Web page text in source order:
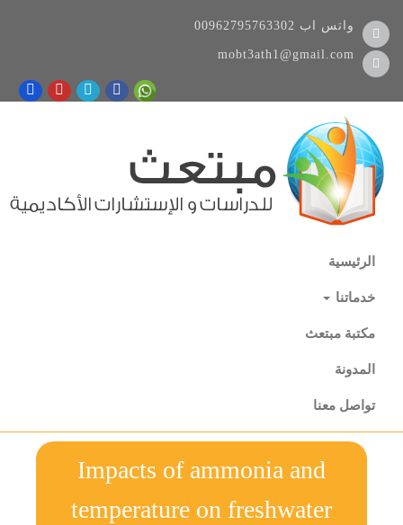
00962795763302 واتس اب
mobt3ath1@gmail.com
الرئيسية
خدماتنا
مكتبة مبتعث
المدونة
تواصل معنا
Impacts of ammonia and
temperature on freshwater